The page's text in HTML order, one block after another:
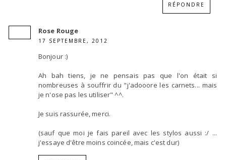
RÉPONDRE
Rose Rouge
17 SEPTEMBRE, 2012
Bonjour :)
Ah bah tiens, je ne pensais pas que l'on était si
nombreuses à souffrir du "j'adooore les carnets... mais
je n'ose pas les utiliser" ^^.
Je suis rassurée, merci.
(sauf que moi je fais pareil avec les stylos aussi :/ ...
j'essaye d'être moins coincée, mais c'est dur)